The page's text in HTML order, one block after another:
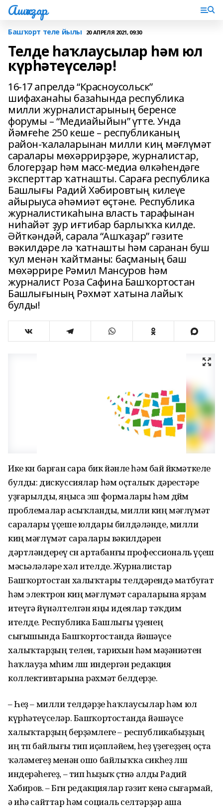
Ашҡаҙар
Башҡорт теле йылы 20 АПРЕЛЯ 2021, 09:30
Телде һаҡлаусылар һәм юл
күрһәтеүселәр!
16-17 апрелдә “Красноусольск”
шифаханаһы базаһында республика
милли журналистарының беренсе
форумы – “Медиайыйын” үтте. Унда
йәмғеһе 250 кеше – республиканың
район-ҡалаларынан милли киң мәғлүмәт
саралары мөхәррирҙәре, журналистар,
блогерҙар һәм масс-медиа өлкәһендәге
эксперттар ҡатнашты. Сараға республика
Башлығы Радий Хәбировтың килеүе
айырыуса әһәмиәт өҫтәне. Республика
журналистикаһына власть тарафынан
ниһайәт ҙур иғтибар барлыҡҡа килде.
Әйткәндәй, сарала “Ашҡаҙар” гәзите
вәкилдәре лә ҡатнашты һәм саранан буш
ҡул менән ҡайтманы: баҫманың баш
мөхәррире Рәмил Мансуров һәм
журналист Роза Сафина Башҡортостан
Башлығының Рәхмәт хатына лайыҡ
булды!
Ике көн барған сара бик йәнле һәм бай йөкмәткеле
булды: дискуссиялар һәм оҫталыҡ дәрестәре
уҙғарылды, яңыса эш формалары һәм дөйөм
проблемалар асыҡланды, милли киң мәғлүмәт
саралары үҫеше юлдары билдәләнде, милли
киң мәғлүмәт саралары вәкилдәрен
дәртләндереү өсөн артабанғы профессиональ үҫеш
мәсьәләләре хәл ителде. Журналистар
Башҡортостан халыҡтары телдәрендә матбуғат
һәм электрон киң мәғлүмәт сараларына ярҙам
итеүгә йүнәлтелгән яңы идеялар тәҡдим
ителде. Республика Башлығы үҙенең
сығышында Башҡортостанда йәшәүсе
халыҡтарҙың телен, тарихын һәм мәҙәниәтен
һаҡлауҙа мөһим өлөш индергән редакция
коллективтарына рәхмәт белдерҙе.
– Һеҙ – милли телдәрҙе һаҡлаусылар һәм юл
күрһәтеүселәр. Башҡортостанда йәшәүсе
халыҡтарҙың берҙәмлеге – республикабыҙҙың
иң төп байлығы тип иҫәпләйем, һеҙ үҙегеҙҙең оҫта
ҡәләмегеҙ менән ошо байлыҡҡа сикһеҙ өлөш
индерәһегеҙ, – тип һыҙыҡ өҫтөнә алды Радий
Хәбиров. – Бөгөн редакциялар гәзит кенә сығармай,
ә иһә сайттар һәм социаль селтәрҙәр аша